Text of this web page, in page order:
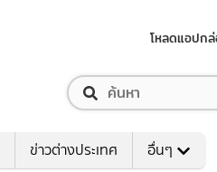
โหลดแอปก
ข่าวต่างประเทศ อื่นๆ